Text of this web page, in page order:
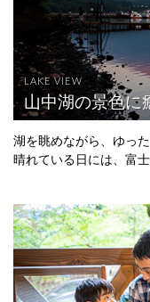
LAKE VIEW
山中湖の景色に
湖を眺めながら、ゆっ
晴れている日には、富士